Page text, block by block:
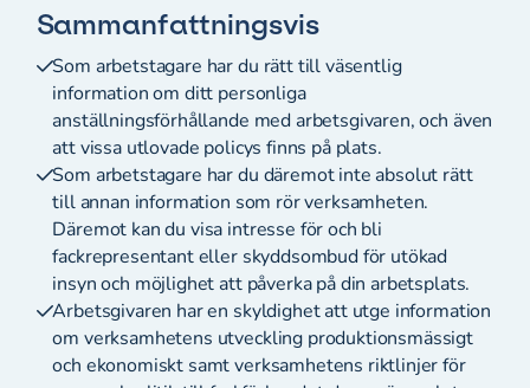
Sammanfattningsvis
Som arbetstagare har du rätt till väsentlig
information om ditt personliga
anställningsförhållande med arbetsgivaren, och även
att vissa utlovade policys finns på plats.
Som arbetstagare har du däremot inte absolut rätt
till annan information som rör verksamheten.
Däremot kan du visa intresse för och bli
fackrepresentant eller skyddsombud för utökad
insyn och möjlighet att påverka på din arbetsplats.
Arbetsgivaren har en skyldighet att utge information
om verksamhetens utveckling produktionsmässigt
och ekonomiskt samt verksamhetens riktlinjer för